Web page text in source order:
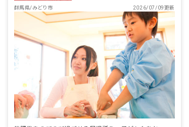
群馬県/みどり市
2026/07/09更新